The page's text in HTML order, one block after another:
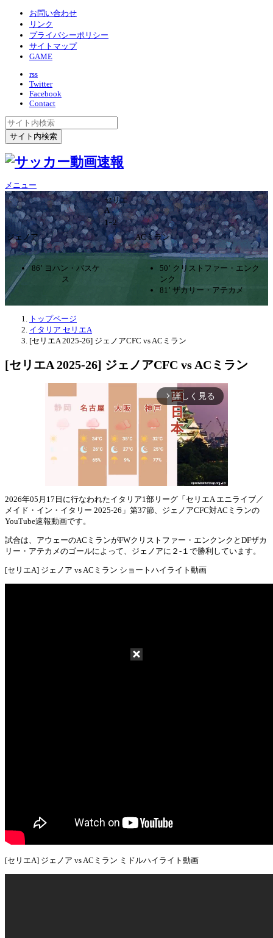
お問い合わせ
リンク
プライバシーポリシー
サイトマップ
GAME
rss
Twitter
Facebook
Contact
メニュー
セリエ
A
1ｰ2
ジェノア
ACミラン
86’ ヨハン・バスケ
ス
50’ クリストファー・エンク
ンク
81’ ザカリー・アテカメ
トップページ
イタリア セリエA
[セリエA 2025-26] ジェノアCFC vs ACミラン
[セリエA 2025-26] ジェノアCFC vs ACミラン
arrow_forward_ios 詳しく見る
2026年05月17日に行なわれたイタリア1部リーグ「セリエA エニライブ／
メイド・イン・イタリー 2025-26」第37節、ジェノアCFC対ACミランの
YouTube速報動画です。
試合は、アウェーのACミランがFWクリストファー・エンクンクとDFザカ
リー・アテカメのゴールによって、ジェノアに２-１で勝利しています。
[セリエA] ジェノア vs ACミラン ショートハイライト動画
[セリエA] ジェノア vs ACミラン ミドルハイライト動画